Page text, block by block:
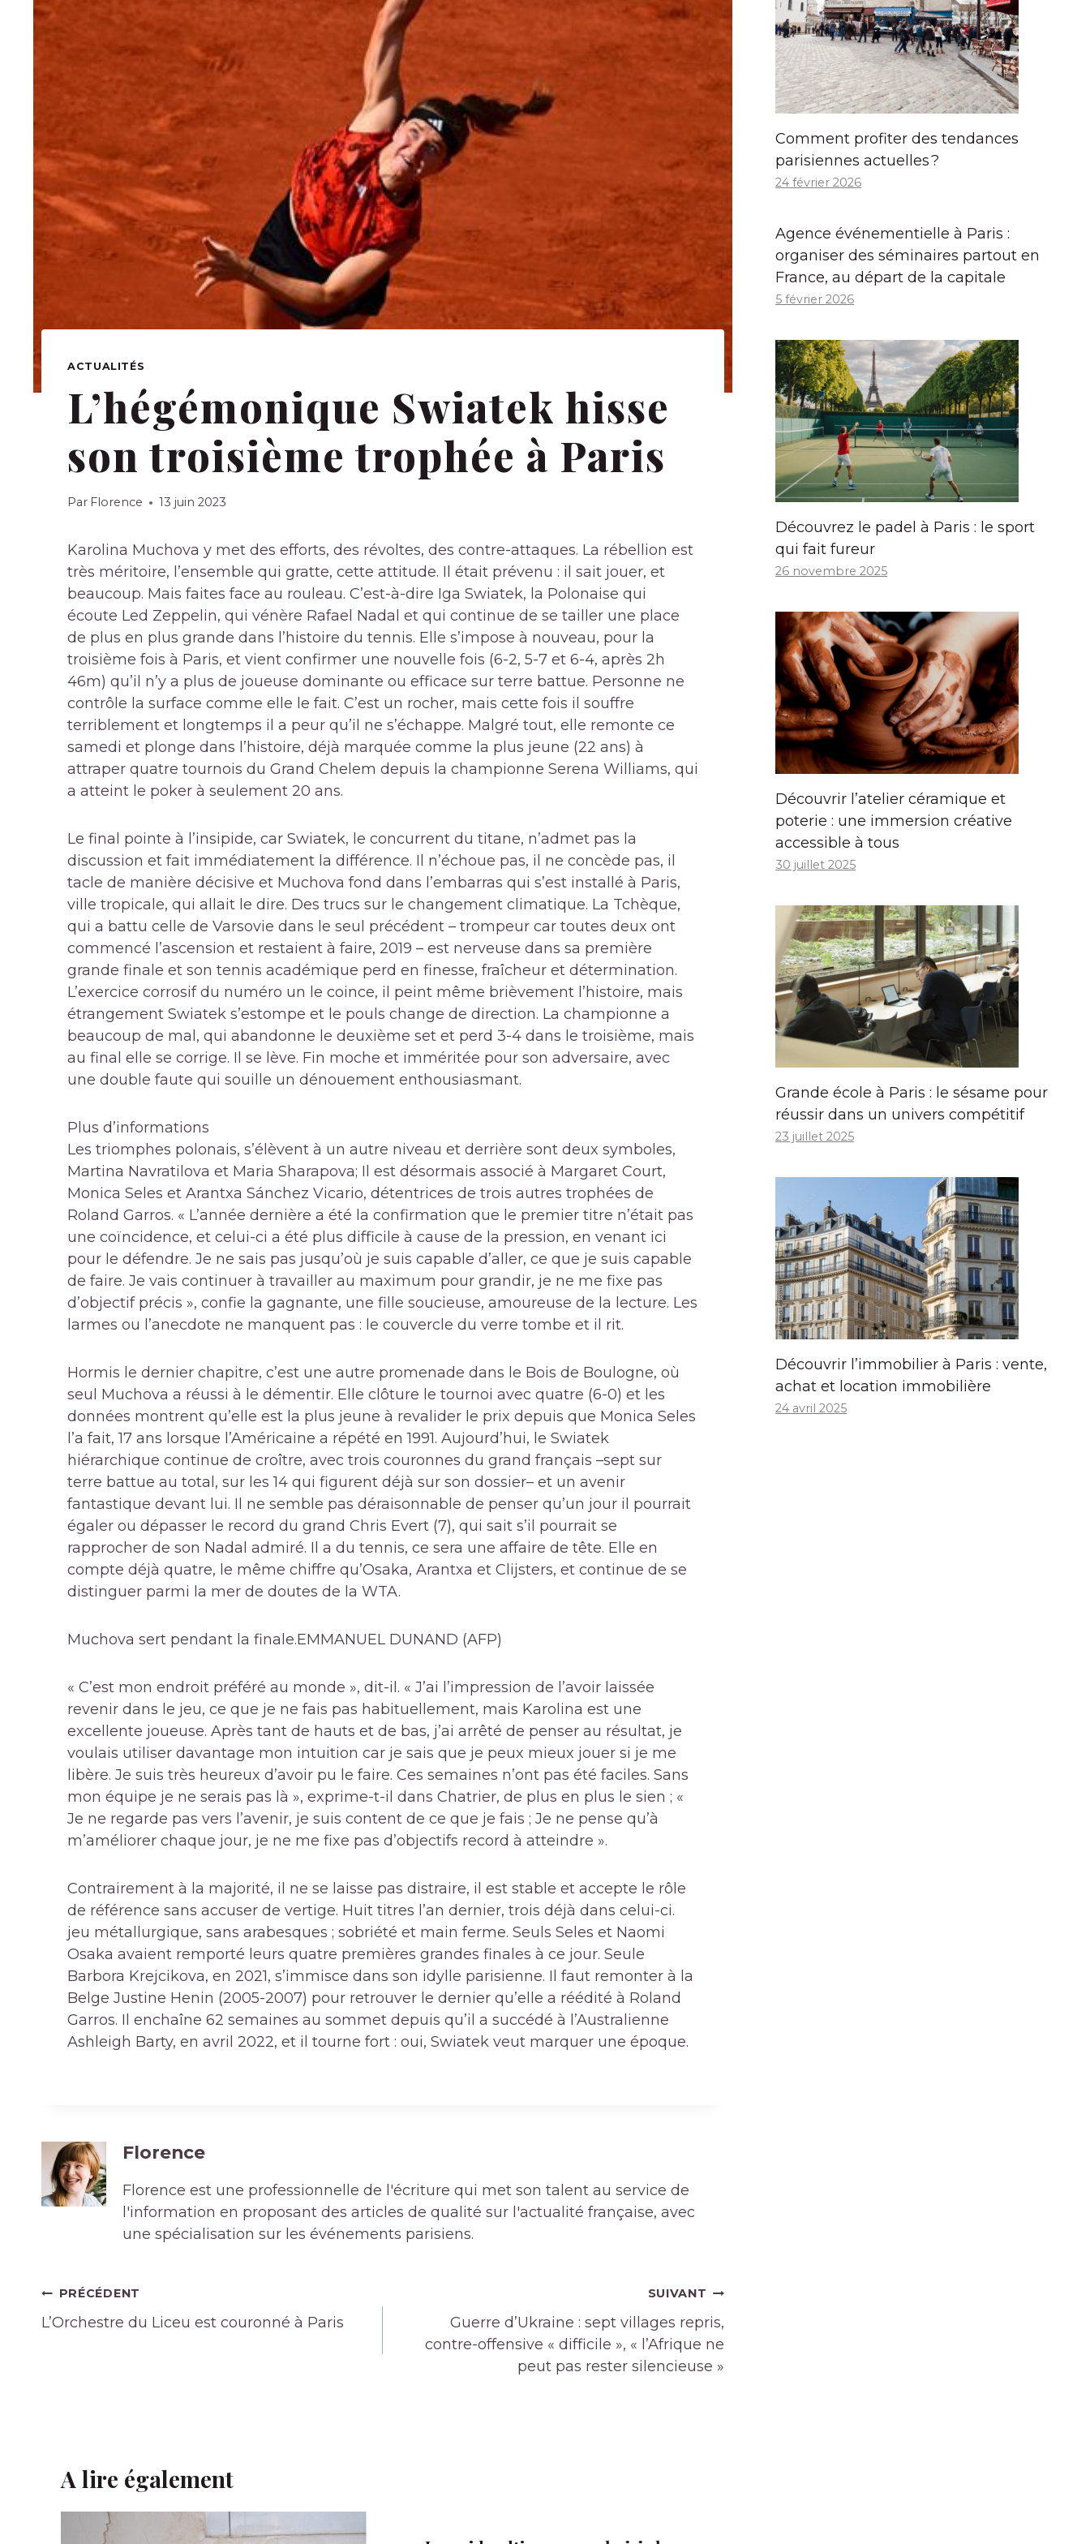
ACTUALITÉS
L’hégémonique Swiatek hisse
son troisième trophée à Paris
Par Florence 13 juin 2023
Karolina Muchova y met des efforts, des révoltes, des contre-attaques. La rébellion est
très méritoire, l’ensemble qui gratte, cette attitude. Il était prévenu : il sait jouer, et
beaucoup. Mais faites face au rouleau. C’est-à-dire Iga Swiatek, la Polonaise qui
écoute Led Zeppelin, qui vénère Rafael Nadal et qui continue de se tailler une place
de plus en plus grande dans l’histoire du tennis. Elle s’impose à nouveau, pour la
troisième fois à Paris, et vient confirmer une nouvelle fois (6-2, 5-7 et 6-4, après 2h
46m) qu’il n’y a plus de joueuse dominante ou efficace sur terre battue. Personne ne
contrôle la surface comme elle le fait. C’est un rocher, mais cette fois il souffre
terriblement et longtemps il a peur qu’il ne s’échappe. Malgré tout, elle remonte ce
samedi et plonge dans l’histoire, déjà marquée comme la plus jeune (22 ans) à
attraper quatre tournois du Grand Chelem depuis la championne Serena Williams, qui
a atteint le poker à seulement 20 ans.
Le final pointe à l’insipide, car Swiatek, le concurrent du titane, n’admet pas la
discussion et fait immédiatement la différence. Il n’échoue pas, il ne concède pas, il
tacle de manière décisive et Muchova fond dans l’embarras qui s’est installé à Paris,
ville tropicale, qui allait le dire. Des trucs sur le changement climatique. La Tchèque,
qui a battu celle de Varsovie dans le seul précédent – trompeur car toutes deux ont
commencé l’ascension et restaient à faire, 2019 – est nerveuse dans sa première
grande finale et son tennis académique perd en finesse, fraîcheur et détermination.
L’exercice corrosif du numéro un le coince, il peint même brièvement l’histoire, mais
étrangement Swiatek s’estompe et le pouls change de direction. La championne a
beaucoup de mal, qui abandonne le deuxième set et perd 3-4 dans le troisième, mais
au final elle se corrige. Il se lève. Fin moche et imméritée pour son adversaire, avec
une double faute qui souille un dénouement enthousiasmant.
Plus d’informations
Les triomphes polonais, s’élèvent à un autre niveau et derrière sont deux symboles,
Martina Navratilova et Maria Sharapova; Il est désormais associé à Margaret Court,
Monica Seles et Arantxa Sánchez Vicario, détentrices de trois autres trophées de
Roland Garros. « L’année dernière a été la confirmation que le premier titre n’était pas
une coïncidence, et celui-ci a été plus difficile à cause de la pression, en venant ici
pour le défendre. Je ne sais pas jusqu’où je suis capable d’aller, ce que je suis capable
de faire. Je vais continuer à travailler au maximum pour grandir, je ne me fixe pas
d’objectif précis », confie la gagnante, une fille soucieuse, amoureuse de la lecture. Les
larmes ou l’anecdote ne manquent pas : le couvercle du verre tombe et il rit.
Hormis le dernier chapitre, c’est une autre promenade dans le Bois de Boulogne, où
seul Muchova a réussi à le démentir. Elle clôture le tournoi avec quatre (6-0) et les
données montrent qu’elle est la plus jeune à revalider le prix depuis que Monica Seles
l’a fait, 17 ans lorsque l’Américaine a répété en 1991. Aujourd’hui, le Swiatek
hiérarchique continue de croître, avec trois couronnes du grand français –sept sur
terre battue au total, sur les 14 qui figurent déjà sur son dossier– et un avenir
fantastique devant lui. Il ne semble pas déraisonnable de penser qu’un jour il pourrait
égaler ou dépasser le record du grand Chris Evert (7), qui sait s’il pourrait se
rapprocher de son Nadal admiré. Il a du tennis, ce sera une affaire de tête. Elle en
compte déjà quatre, le même chiffre qu’Osaka, Arantxa et Clijsters, et continue de se
distinguer parmi la mer de doutes de la WTA.
Muchova sert pendant la finale.EMMANUEL DUNAND (AFP)
« C’est mon endroit préféré au monde », dit-il. « J’ai l’impression de l’avoir laissée
revenir dans le jeu, ce que je ne fais pas habituellement, mais Karolina est une
excellente joueuse. Après tant de hauts et de bas, j’ai arrêté de penser au résultat, je
voulais utiliser davantage mon intuition car je sais que je peux mieux jouer si je me
libère. Je suis très heureux d’avoir pu le faire. Ces semaines n’ont pas été faciles. Sans
mon équipe je ne serais pas là », exprime-t-il dans Chatrier, de plus en plus le sien ; «
Je ne regarde pas vers l’avenir, je suis content de ce que je fais ; Je ne pense qu’à
m’améliorer chaque jour, je ne me fixe pas d’objectifs record à atteindre ».
Contrairement à la majorité, il ne se laisse pas distraire, il est stable et accepte le rôle
de référence sans accuser de vertige. Huit titres l’an dernier, trois déjà dans celui-ci.
jeu métallurgique, sans arabesques ; sobriété et main ferme. Seuls Seles et Naomi
Osaka avaient remporté leurs quatre premières grandes finales à ce jour. Seule
Barbora Krejcikova, en 2021, s’immisce dans son idylle parisienne. Il faut remonter à la
Belge Justine Henin (2005-2007) pour retrouver le dernier qu’elle a réédité à Roland
Garros. Il enchaîne 62 semaines au sommet depuis qu’il a succédé à l’Australienne
Ashleigh Barty, en avril 2022, et il tourne fort : oui, Swiatek veut marquer une époque.
Florence
Florence est une professionnelle de l'écriture qui met son talent au service de
l'information en proposant des articles de qualité sur l'actualité française, avec
une spécialisation sur les événements parisiens.
Navigation
de
PRÉCÉDENT
L’Orchestre du Liceu est couronné à Paris
SUIVANT
Guerre d’Ukraine : sept villages repris,
contre-offensive « difficile », « l’Afrique ne
peut pas rester silencieuse »
A lire également
Comment profiter des tendances
parisiennes actuelles ?
24 février 2026
Agence événementielle à Paris :
organiser des séminaires partout en
France, au départ de la capitale
5 février 2026
Découvrez le padel à Paris : le sport
qui fait fureur
26 novembre 2025
Découvrir l’atelier céramique et
poterie : une immersion créative
accessible à tous
30 juillet 2025
Grande école à Paris : le sésame pour
réussir dans un univers compétitif
23 juillet 2025
Découvrir l’immobilier à Paris : vente,
achat et location immobilière
24 avril 2025